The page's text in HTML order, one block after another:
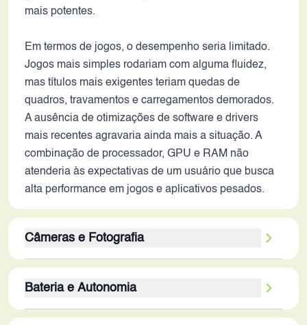
mais potentes.
Em termos de jogos, o desempenho seria limitado.
Jogos mais simples rodariam com alguma fluidez,
mas títulos mais exigentes teriam quedas de
quadros, travamentos e carregamentos demorados.
A ausência de otimizações de software e drivers
mais recentes agravaria ainda mais a situação. A
combinação de processador, GPU e RAM não
atenderia às expectativas de um usuário que busca
alta performance em jogos e aplicativos pesados.
Câmeras e Fotografia
indicam um sistema fotográfico básico. Sem
informações sobre abertura, estabilização óptica ou
Bateria e Autonomia